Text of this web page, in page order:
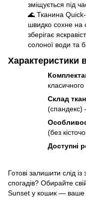
зміщується під
🌊 Тканина
швидко сохне на
зберігає
солоної води та
Характеристики
Склад
(спандекс)
(без
Доступні
Готові залишити слід
спогадів? Обирайте
Sunset у кошик — ваше